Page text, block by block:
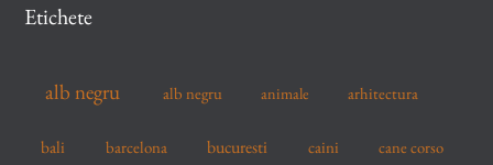
h
Etichete
alb negru alb negru animale arhitectura
bali barcelona bucuresti caini cane corso